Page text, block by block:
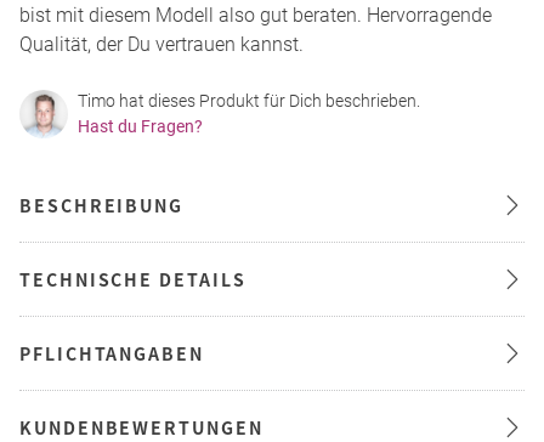
bist mit diesem Modell also gut beraten. Hervorragende
Qualität, der Du vertrauen kannst.
Timo hat dieses Produkt für Dich beschrieben.
Hast du Fragen?
BESCHREIBUNG
TECHNISCHE DETAILS
PFLICHTANGABEN
KUNDENBEWERTUNGEN